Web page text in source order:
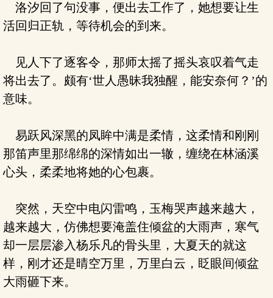
洛汐回了句没事，便出去工作了，她想要让生
活回归正轨，等待机会的到来。
见人下了逐客令，那师太摇了摇头哀叹着气走
将出去了。颇有‘世人愚昧我独醒，能安奈何？’的
意味。
易跃风深黑的凤眸中满是柔情，这柔情和刚刚
那笛声里那绵绵的深情如出一辙，缠绕在林涵溪
心头，柔柔地将她的心包裹。
突然，天空中电闪雷鸣，玉梅哭声越来越大，
越来越大，仿佛想要淹盖住倾盆的大雨声，寒气
却一层层渗入杨乐凡的骨头里，大夏天的就这
样，刚才还是晴空万里，万里白云，眨眼间倾盆
大雨砸下来。